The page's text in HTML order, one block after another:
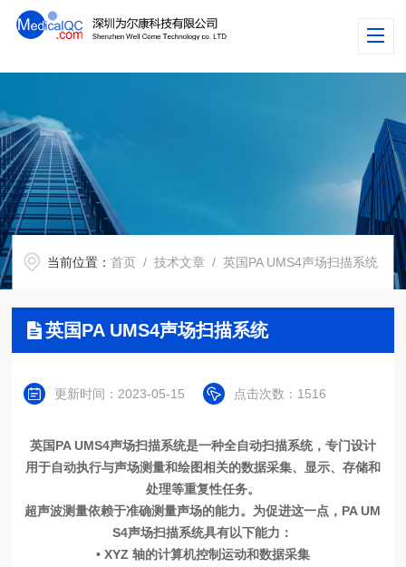
当前位置：首页 /技术文章 / 英国PA UMS4声场扫描系统
英国PA UMS4声场扫描系统
更新时间：2023-05-15 点击次数：1516
英国PA UMS4声场扫描系统是一种全自动扫描系统，专门设计
用于自动执行与声场测量和绘图相关的数据采集、显示、存储和
处理等重复性任务。
超声波测量依赖于准确测量声场的能力。为促进这一点，PA UM
S4声场扫描系统具有以下能力：
• XYZ 轴的计算机控制运动和数据采集